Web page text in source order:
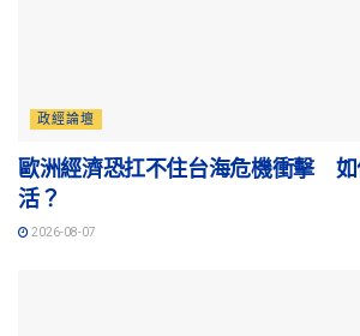
政經論壇
歐洲經濟恐扛不住台海危機衝擊 如
活？
2026-08-07